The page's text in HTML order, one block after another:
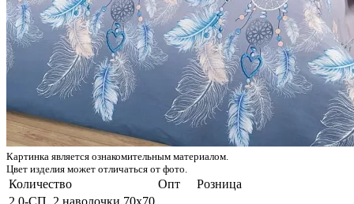
Картинка является ознакомительным материалом.
Цвет изделия может отличаться от фото.
Количество Опт
Розница
2,0-СП, 2 наволочки 70x70